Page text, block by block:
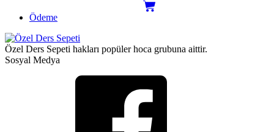
Ödeme
Özel Ders Sepeti hakları popüler hoca grubuna aittir.
Sosyal Medya